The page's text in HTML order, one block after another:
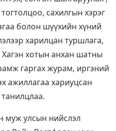
сахилгын хэрэг
болон шүүхийн хүний
харилцан туршлага,
хотын анхан шатны
гаргах журам, иргэний
ажиллагаа хариуцсан
муж улсын нийслэл